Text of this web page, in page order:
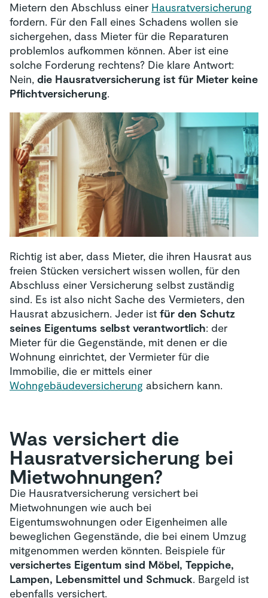
Mietern den Abschluss einer Hausratversicherung
fordern. Für den Fall eines Schadens wollen sie
sichergehen, dass Mieter für die Reparaturen
problemlos aufkommen können. Aber ist eine
solche Forderung rechtens? Die klare Antwort:
Nein, die Hausratversicherung ist für Mieter keine
Pflichtversicherung.
Richtig ist aber, dass Mieter, die ihren Hausrat aus
freien Stücken versichert wissen wollen, für den
Abschluss einer Versicherung selbst zuständig
sind. Es ist also nicht Sache des Vermieters, den
Hausrat abzusichern. Jeder ist für den Schutz
seines Eigentums selbst verantwortlich: der
Mieter für die Gegenstände, mit denen er die
Wohnung einrichtet, der Vermieter für die
Immobilie, die er mittels einer
Wohngebäudeversicherung absichern kann.
Was versichert die
Hausrat­versicherung bei
Mietwohnungen?
Die Hausratversicherung versichert bei
Mietwohnungen wie auch bei
Eigentumswohnungen oder Eigenheimen alle
beweglichen Gegenstände, die bei einem Umzug
mitgenommen werden könnten. Beispiele für
versichertes Eigentum sind Möbel, Teppiche,
Lampen, Lebensmittel und Schmuck. Bargeld ist
ebenfalls versichert.